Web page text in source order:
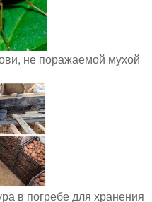
не поражаемой мухой
в погребе для хранения